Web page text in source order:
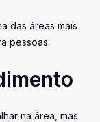
das áreas mais
pessoas
na área, mas